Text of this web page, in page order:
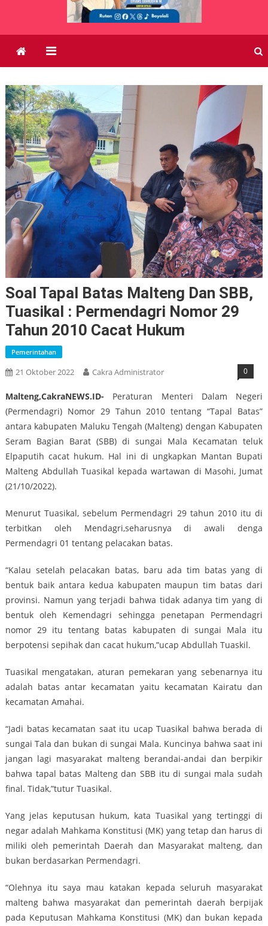
Soal Tapal Batas Malteng Dan SBB,
Tuasikal : Permendagri Nomor 29
Tahun 2010 Cacat Hukum
Pemerintahan
21 Oktober 2022 Cakra Administrator 0
Malteng,CakraNEWS.ID- Peraturan Menteri Dalam Negeri
(Permendagri) Nomor 29 Tahun 2010 tentang “Tapal Batas”
antara kabupaten Maluku Tengah (Malteng) dengan Kabupaten
Seram Bagian Barat (SBB) di sungai Mala Kecamatan teluk
Elpaputih cacat hukum. Hal ini di ungkapkan Mantan Bupati
Malteng Abdullah Tuasikal kepada wartawan di Masohi, Jumat
(21/10/2022).
Menurut Tuasikal, sebelum Permendagri 29 tahun 2010 itu di
terbitkan oleh Mendagri,seharusnya di awali denga
Permendagri 01 tentang pelacakan batas.
“Kalau setelah pelacakan batas, baru ada tim batas yang di
bentuk baik antara kedua kabupaten maupun tim batas dari
provinsi. Namun yang terjadi bahwa tidak adanya tim yang di
bentuk oleh Kemendagri sehingga penetapan Permendagri
nomor 29 itu tentang batas kabupaten di sungai Mala itu
berpotensi sepihak dan cacat hukum,”ucap Abdullah Tuaskil.
Tuasikal mengatakan, aturan pemekaran yang sebenarnya itu
adalah batas antar kecamatan yaitu kecamatan Kairatu dan
kecamatan Amahai.
“Jadi batas kecamatan saat itu ucap Tuasikal bahwa berada di
sungai Tala dan bukan di sungai Mala. Kuncinya bahwa saat ini
jangan lagi masyarakat malteng berandai-andai dan berpikir
bahwa tapal batas Malteng dan SBB itu di sungai mala sudah
final. Tidak,”tutur Tuasikal.
Yang jelas keputusan hukum, kata Tuasikal yang tertinggi di
negar adalah Mahkama Konstitusi (MK) yang tetap dan harus di
miliki oleh pemerintah Daerah dan Masyarakat malteng, dan
bukan berdasarkan Permendagri.
“Olehnya itu saya mau katakan kepada seluruh masyarakat
malteng bahwa masyarakat dan pemerintah daerah berpijak
pada Keputusan Mahkama Konstitusi (MK) dan bukan kepada